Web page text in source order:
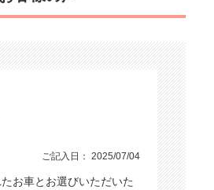
ご記入日： 2025/07/04
お車とお選びいただいた